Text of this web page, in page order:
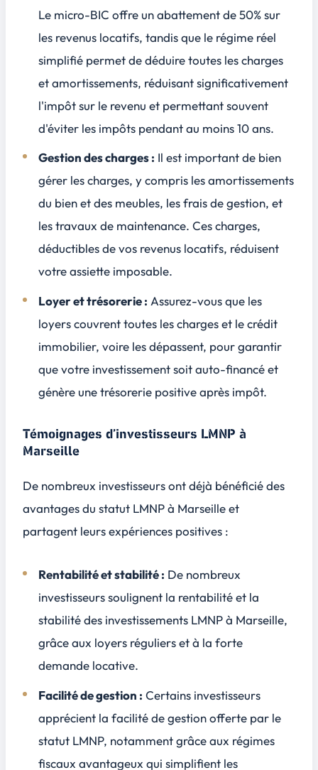
Le micro-BIC offre un abattement de 50% sur
les revenus locatifs, tandis que le régime réel
simplifié permet de déduire toutes les charges
et amortissements, réduisant significativement
l'impôt sur le revenu et permettant souvent
d'éviter les impôts pendant au moins 10 ans.
Gestion des charges : Il est important de bien
gérer les charges, y compris les amortissements
du bien et des meubles, les frais de gestion, et
les travaux de maintenance. Ces charges,
déductibles de vos revenus locatifs, réduisent
votre assiette imposable.
Loyer et trésorerie : Assurez-vous que les
loyers couvrent toutes les charges et le crédit
immobilier, voire les dépassent, pour garantir
que votre investissement soit auto-financé et
génère une trésorerie positive après impôt.
Témoignages d’investisseurs LMNP à
Marseille
De nombreux investisseurs ont déjà bénéficié des
avantages du statut LMNP à Marseille et
partagent leursexpériences positives :
Rentabilité et stabilité : De nombreux
investisseurs soulignent la rentabilité et la
stabilité des investissements LMNP à Marseille,
grâce aux loyers réguliers et à la forte
demande locative.
Facilité de gestion : Certains investisseurs
apprécient la facilité de gestion offerte par le
statut LMNP, notamment grâce aux régimes
fiscaux avantageux qui simplifient les